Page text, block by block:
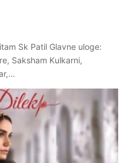
Sk Patil Glavne uloge:
Saksham Kulkarni,